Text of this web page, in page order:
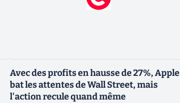
Avec des profits en hausse de 27%, Apple
bat les attentes de Wall Street, mais
l'action recule quand même